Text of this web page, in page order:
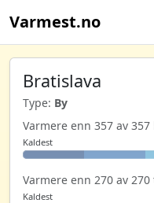
Varmest.no
Bratislava
Type: By
Varmere enn 357 av
Kaldest
Varmere enn 270 av
Kaldest